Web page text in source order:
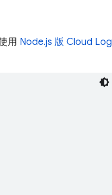
用 Node.js 版 Cloud